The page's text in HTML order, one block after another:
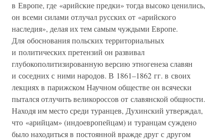
в Европе, где «арийские предки» тогда высоко ценились,
он всеми силами отлучал русских от «арийского
наследия», делая их тем самым чуждыми Европе.
Для обоснования польских территориальных
и политических претензий он развивал
глубокополитизированную версию этногенеза славян
и соседних с ними народов. В 1861–1862 гг. в своих
лекциях в парижском Научном обществе он всячески
пытался отлучить великороссов от славянской общности.
Находя им место среди туранцев, Духинский утверждал,
что «арийцам» (индоевропейцам) и туранцам суждено
было находиться в постоянной вражде друг с другом